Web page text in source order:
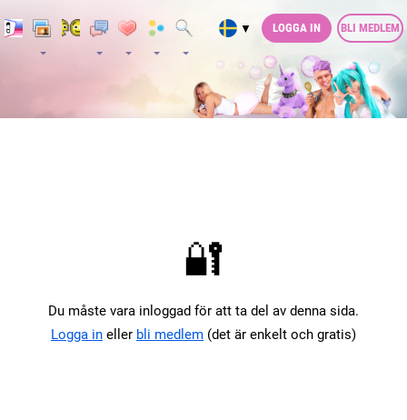
▼ LOGGA IN BLI MEDLEM
🔐
Du måste vara inloggad för att ta del av denna sida.
Logga in eller bli medlem (det är enkelt och gratis)